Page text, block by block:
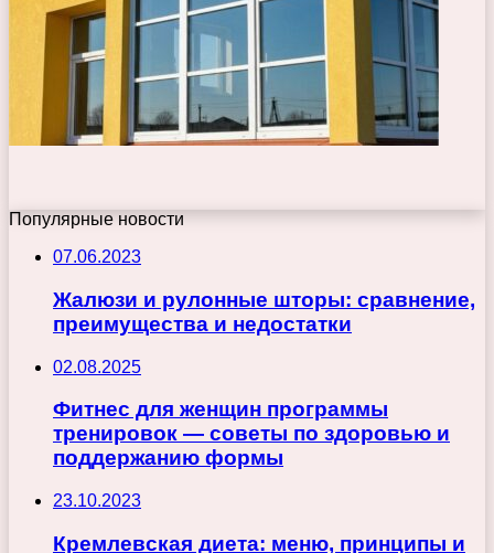
Популярные новости
07.06.2023
Жалюзи и рулонные шторы: сравнение,
преимущества и недостатки
02.08.2025
Фитнес для женщин программы
тренировок — советы по здоровью и
поддержанию формы
23.10.2023
Кремлевская диета: меню, принципы и